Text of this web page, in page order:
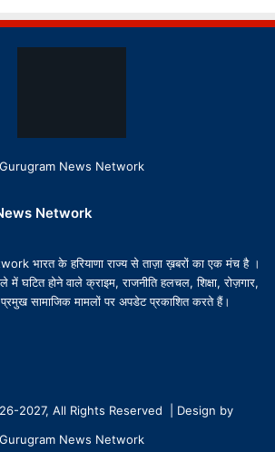
Gurugram News Network
Network
भारत के हरियाणा राज्य से ताज़ा ख़बरों का एक मंच है ।
घटित होने वाले क्राइम, राजनीति हलचल, शिक्षा, रोज़गार,
सामाजिक मामलों पर अपडेट प्रकाशित करते हैं।
2027, All Rights Reserved | Design by
Gurugram News Network